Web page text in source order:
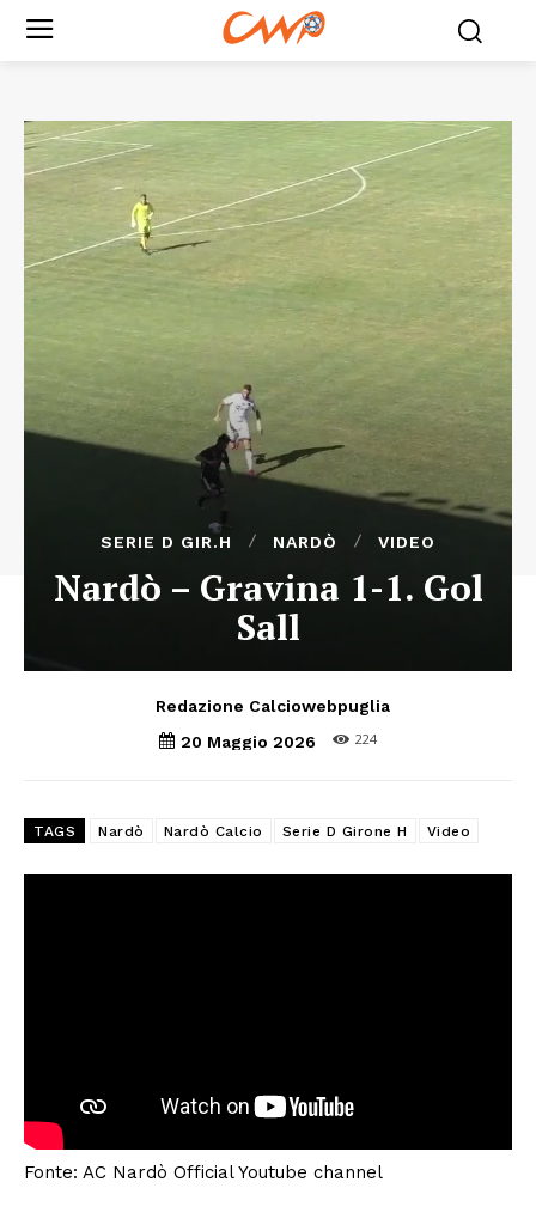
SERIE D GIR.H NARDÒ VIDEO
Nardò – Gravina 1-1. Gol
Sall
Redazione Calciowebpuglia
20 Maggio 2026
224
TAGS Nardò Nardò Calcio Serie D Girone H Video
Fonte: AC Nardò Official Youtube channel